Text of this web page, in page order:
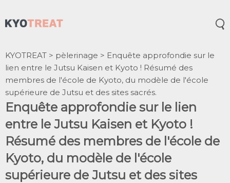
KYOTREAT > pèlerinage > Enquête approfondie sur le
lien entre le Jutsu Kaisen et Kyoto ! Résumé des
membres de l'école de Kyoto, du modèle de l'école
supérieure de Jutsu et des sites sacrés.
Enquête approfondie sur le lien
entre le Jutsu Kaisen et Kyoto !
Résumé des membres de l'école de
Kyoto, du modèle de l'école
supérieure de Jutsu et des sites